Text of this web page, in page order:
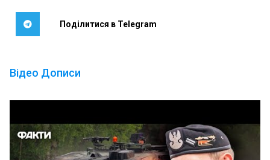
Поділитися в Telegram
Відео Дописи